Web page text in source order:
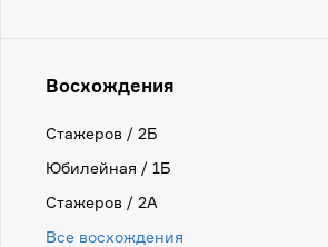
Восхождения
Стажеров / 2Б
Юбилейная / 1Б
Стажеров / 2А
Все восхождения